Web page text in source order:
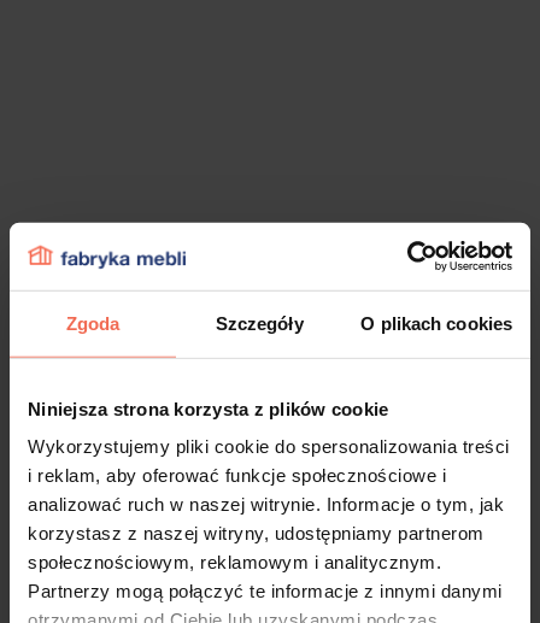
Zgoda Szczegóły O plikach cookies
Niniejsza strona korzysta z plików cookie
Wykorzystujemy pliki cookie do spersonalizowania treści
i reklam, aby oferować funkcje społecznościowe i
analizować ruch w naszej witrynie. Informacje o tym, jak
korzystasz z naszej witryny, udostępniamy partnerom
społecznościowym, reklamowym i analitycznym.
Partnerzy mogą połączyć te informacje z innymi danymi